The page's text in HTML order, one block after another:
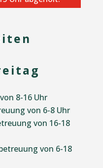
8-16 Uhr
von 6-8 Uhr
von 16-18
von 6-18